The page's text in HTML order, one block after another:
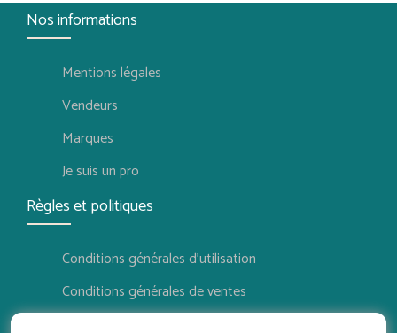
Nos informations
Mentions légales
Vendeurs
Marques
Je suis un pro
Règles et politiques
Conditions générales d'utilisation
Conditions générales de ventes